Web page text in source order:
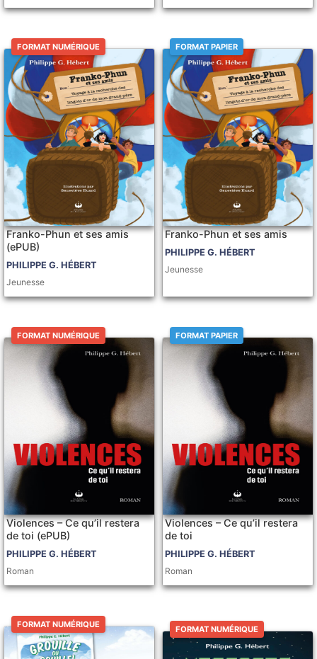
FORMAT NUMÉRIQUE
Franko-Phun et ses amis
(ePUB)
PHILIPPE G. HÉBERT
Jeunesse
FORMAT PAPIER
Franko-Phun et ses amis
PHILIPPE G. HÉBERT
Jeunesse
FORMAT NUMÉRIQUE
Violences – Ce qu’il restera
de toi (ePUB)
PHILIPPE G. HÉBERT
Roman
FORMAT PAPIER
Violences – Ce qu’il restera
de toi
PHILIPPE G. HÉBERT
Roman
FORMAT NUMÉRIQUE
FORMAT NUMÉRIQUE